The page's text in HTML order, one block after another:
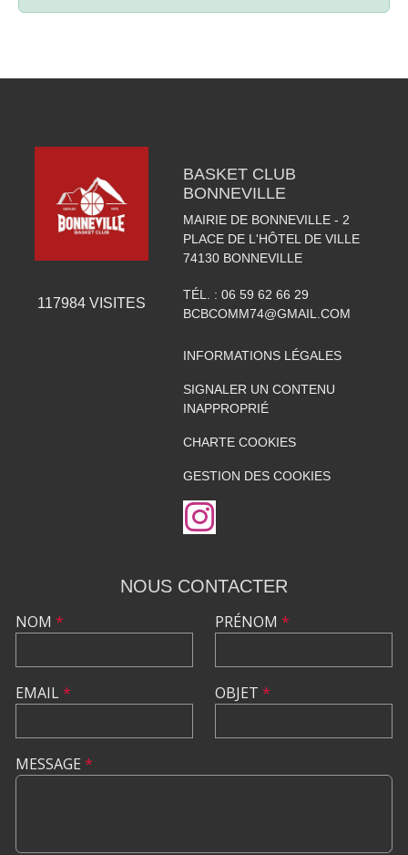
117984VISITES
BASKET CLUB
BONNEVILLE
MAIRIE DE BONNEVILLE - 2
PLACE DE L'HÔTEL DE VILLE
74130 BONNEVILLE
TÉL. : 06 59 62 66 29
BCBCOMM74@GMAIL.COM
INFORMATIONS LÉGALES
SIGNALER UN CONTENU
INAPPROPRIÉ
CHARTE COOKIES
GESTION DES COOKIES
NOUS CONTACTER
NOM *
EMAIL*
PRÉNOM *
OBJET *
MESSAGE *